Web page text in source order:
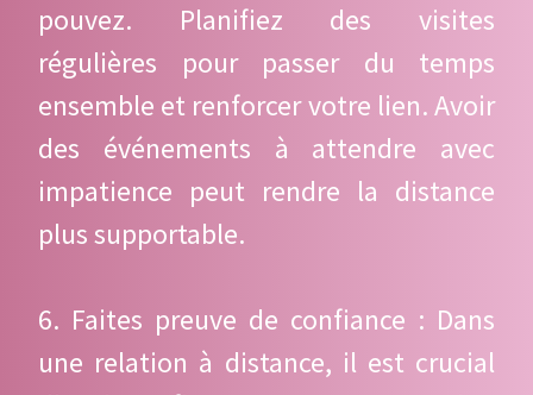
pouvez. Planifiez des visites
régulières pour passer du temps
ensemble et renforcer votre lien. Avoir
des événements à attendre avec
impatience peut rendre la distance
plus supportable.
6. Faites preuve de confiance : Dans
une relation à distance, il est crucial